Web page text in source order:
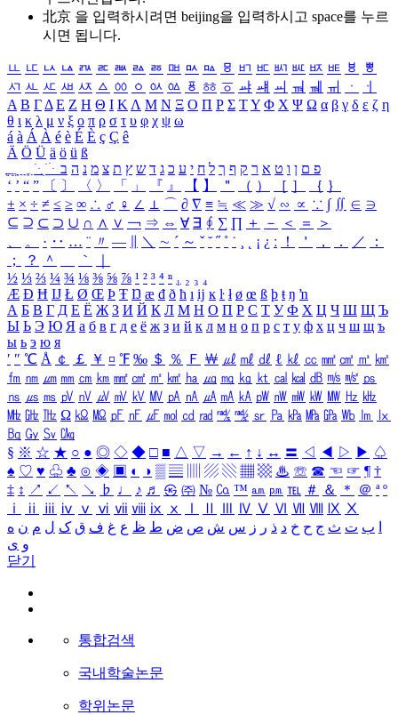
北京 을 입력하시려면 beijing을 입력하시고 space를 누르
시면 됩니다.
ㅥ ㅦ ㅧ ㅨ ㅩ ㅪ ㅫ ㅬ ㅭ ㅮ ㅯ ㅰ ㅱ ㅲ ㅳ ㅴ ㅵ ㅶ ㅷ ㅸ
ㅹ
ㅺ ㅻ ㅼ ㅽ ㅾ ㅿ ㆀ ㆁ ㆂ ㆃ ㆄ ㆅ ㆆ ㆇ ㆈ ㆉ ㆊ ㆋ ㆌ ㆍ
ㆎ
Α Β ΓΔ Ε Ζ Η Θ Ι ΚΛ Μ Ν Ξ Ο Π Ρ Σ ΤΥ Φ Χ Ψ Ω α β γ δ ε ζ η
θ ι κ λ μ ν ξ ο π ρ σ τ υ φ χ ψ ω
á à Á À é è É È ç Ç ê
Ä Ö Ü ä ö ü ß
ִֶֹ ֻּ ׁׂ פ ם ן ו ט א ר ק ף ך ל ח י ע כ ג ד ש ץ ת צ מ נ ה ב
‘ ’ “ ” 〔 〕 〈 〉 「 」 『 』 【 】 ＂ （ ） ［ ］ ｛ ｝
± × ÷ ≠ ≤ ≥ ∞ ∴ ♂ ♀ ∠ ⊥ ⌒ ∂ ∇ ≡ ≒ ≪ ≫ √ ∽ ∝ ∵ ∫ ∬ ∈ ∋
⊆ ⊇ ⊂ ⊃ ∪ ∩ ∧ ∨ ￢ ⇒ ⇔ ∀ ∃ ∮ ∑ ∏ ＋ － ＜ ＝
＞
、
。 · ‥ … ¨ 〃 ― ＼ ∼ ´ ～ ˇ ˘ ˝ ˚ ˙ ¸ ¡ ¿ ː ！ ＇ ， ． ／
：
；
？ ＾ ｀
½ ⅓ ⅔ ¼ ¾ ⅛ ⅜ ⅝ ⅞ ¹ ² ³ ⁴ ⁿ ₁ ₂ ₃ ₄
Æ Ð Ħ Ĳ Ł Ø Œ Þ Ŧ Ŋ æ đ ð ħ ı ĳ ĸ ŀ ł ø œ ß þ ŧ ŋ ŉ
А Б В Г Д Е Ё Ж З И Й К Л М Н О П Р С Т У Ф Х Ц Ч Ш Щ Ъ
Ы Ь Э Ю Я а б в г д е ё ж з и й к л м н о п р с т у ф х ц ч ш щ ъ
ы ь э ю я
′ ″ ℃ Å ￠ ￡ ￥ ¤ ℉ ‰ ＄ ％ Ｆ ￦ ㎕ ㎖ ㎗ ℓ ㎘ ㏄ ㎣ ㎤ ㎥ ㎦
㎙ ㎚ ㎛ ㎜ ㎝ ㎞ ㎟ ㎠ ㎡ ㎢ ㏊ ㎍ ㎎ ㎏ ㏏ ㎈ ㎉ ㏈ ㎧ ㎨ ㎰
㎱ ㎲ ㎳ ㎴ ㎵ ㎶ ㎷ ㎸ ㎹ ㎀ ㎁ ㎂ ㎃ ㎄ ㎺ ㎻ ㎽ ㎾ ㎿ ㎐ ㎑
㎒ ㎓ ㎔ Ω ㏀ ㏁ ㎊ ㎋ ㎌ ㏖ ㏅ ㎭ ㎮ ㎯ ㏛ ㎩ ㎪ ㎫ ㎬ ㏝ ㏐
㏓
㏃ ㏉ ㏜ ㏆
§ ※ ☆ ★ ○ ● ◎ ◇ ◆ □ ■ △ ▽ → ← ↑ ↓ ↔ 〓 ◁ ◀ ▷ ▶ ♤
♠ ♡ ♥ ♧ ♣ ⊙ ◈ ▣ ◐ ◑ ▒ ▤ ▨ ▧ ▦ ▩ ♨ ☏ ☎ ☜ ☞ ¶ †
‡ ↕ ↗ ↙ ↖ ↘ ♭ ♩ ♪ ♬ ㉿ ㈜ № ㏇ ™ ㏂ ㏘ ℡ ＃ ＆ ＊ ＠ ª º
ⅰ
ⅱ ⅲ ⅳ ⅴ ⅵ ⅶ ⅷ ⅸ ⅹ Ⅳ Ⅴ Ⅵ Ⅶ Ⅷ Ⅸ Ⅹ
ب ت ث ج ح خ د ذ ر ز س ش ص ض ط ظ ع غ ف ق ک ل م ن ه
و ی
닫기
통합검색
국내학술논문
학위논문